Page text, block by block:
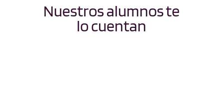
Nuestros alumnos te
lo cuentan